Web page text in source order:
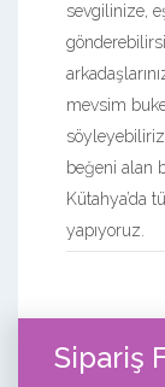
sevgilinize,
mevsim
beğeni alan
Kütahya’da
yapıyoruz.
Sipariş